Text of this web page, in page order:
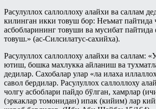
Расулуллох саллоллоху алайхи ва саллам
килинган икки товуш бор: Неъмат пайтида
асбобларининг товуши ва мусибат пайтида
товуш.» (ас-Силсилатус-сахийха).
Расулуллох саллоллоху алайхи ва саллам:
ютиш, бошка махлукка айланиш ва
дедилар. Сахобалар улар «ла илаха
савол бердилар. Расулуллох саллоллоху
чолгу асбоблари пайдо бўлган, хамрлар
(эркаклар томонидан) ипак (кийим) лар